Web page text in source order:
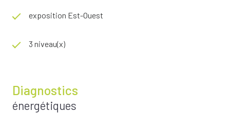
exposition Est-Ouest
3 niveau(x)
Diagnostics
énergétiques